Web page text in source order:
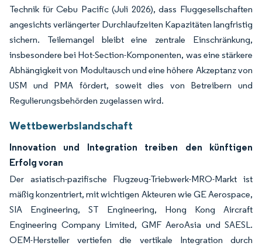
Technik für Cebu Pacific (Juli 2026), dass Fluggesellschaften
angesichts verlängerter Durchlaufzeiten Kapazitäten langfristig
sichern. Teilemangel bleibt eine zentrale Einschränkung,
insbesondere bei Hot-Section-Komponenten, was eine stärkere
Abhängigkeit von Modultausch und eine höhere Akzeptanz von
USM und PMA fördert, soweit dies von Betreibern und
Regulierungsbehörden zugelassen wird.
Wettbewerbslandschaft
Innovation und Integration treiben den künftigen
Erfolg voran
Der asiatisch-pazifische Flugzeug-Triebwerk-MRO-Markt ist
mäßig konzentriert, mit wichtigen Akteuren wie GE Aerospace,
SIA Engineering, ST Engineering, Hong Kong Aircraft
Engineering Company Limited, GMF AeroAsia und SAESL.
OEM-Hersteller vertiefen die vertikale Integration durch